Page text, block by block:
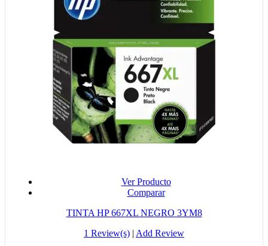
Ver Producto
Comparar
TINTA HP 667XL NEGRO 3YM8
1 Review(s) | Add Review